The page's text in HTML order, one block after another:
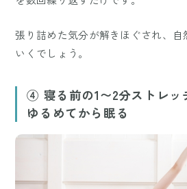
張り詰めた気分が解きほぐされ、自
いくでしょう。
④ 寝る前の1〜2分ストレッ
ゆるめてから眠る